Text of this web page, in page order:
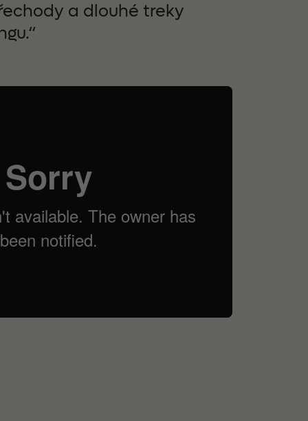
a dlouhé treky